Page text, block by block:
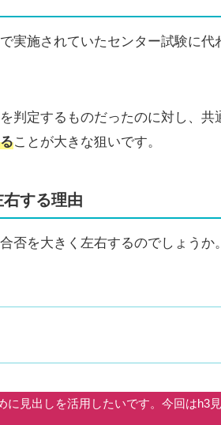
実施されていたセンター試験に代
判定するものだったのに対し、共
ことが大きな狙いです。
する理由
否を大きく左右するのでしょうか
に見出しを活用したいです。今回はh3